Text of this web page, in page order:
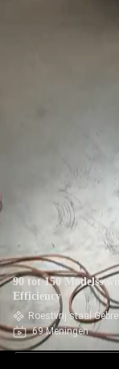
90 tot 150 Modelss
Efficiency
Roestvrij staal
69 Meningen